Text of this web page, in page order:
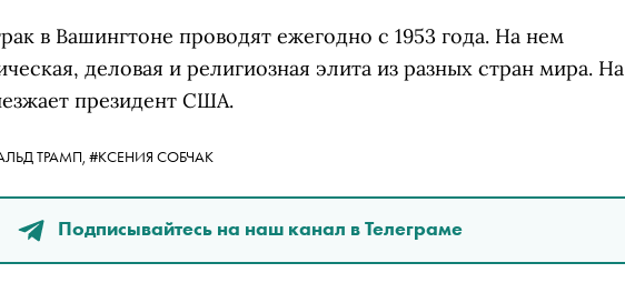
в Вашингтоне проводят ежегодно с 1953 года. На нем
деловая и религиозная элита из разных стран мира. На
президент США.
ТРАМП, #КСЕНИЯ СОБЧАК
Подписывайтесь на наш канал в Телеграме